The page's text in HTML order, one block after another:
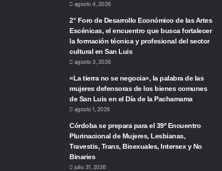
agosto 4, 2026
2° Foro de Desarrollo Económico de las Artes
Escénicas, el encuentro que busca fortalecer
la formación técnica y profesional del sector
cultural en San Luis
agosto 3, 2026
«La tierra no se negocia», la palabra de las
mujeres defensoras de los bienes comunes
de San Luis en el Día de la Pachamama
agosto 1, 2026
Córdoba se prepara para el 39º Encuentro
Plurinacional de Mujeres, Lesbianas,
Travestis, Trans, Bisexuales, Intersex y No
Binaries
julio 31, 2026